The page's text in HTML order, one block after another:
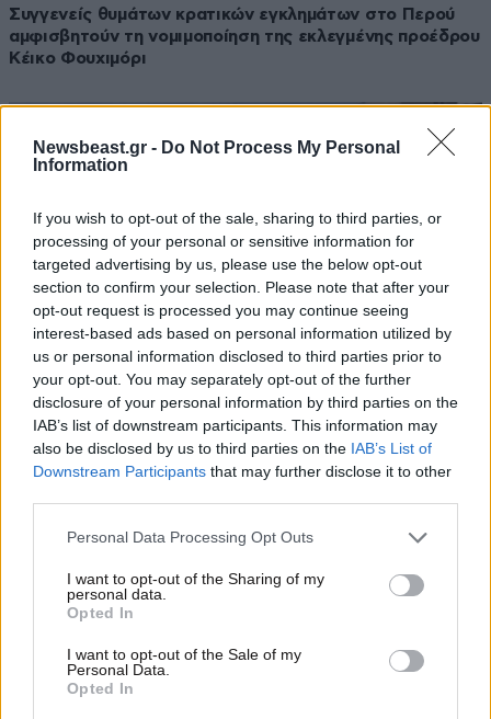
Newsbeast.gr - Do Not Process My Personal
Information
If you wish to opt-out of the sale, sharing to third parties, or
processing of your personal or sensitive information for
targeted advertising by us, please use the below opt-out
section to confirm your selection. Please note that after your
opt-out request is processed you may continue seeing
interest-based ads based on personal information utilized by
us or personal information disclosed to third parties prior to
your opt-out. You may separately opt-out of the further
disclosure of your personal information by third parties on the
IAB’s list of downstream participants. This information may
also be disclosed by us to third parties on the IAB’s List of
Downstream Participants that may further disclose it to other
Please note that this website/app uses one or more Google
not limited to your visit or usage behaviour. You may click to
grant or deny consent to Google and its third-party tags to
use your data for below specified purposes in below Google
consent section.
Personal Data Processing Opt Outs
I want to opt-out of the Sharing of my
personal data.
Opted In
I want to opt-out of the Sale of my
Personal Data.
Opted In
Συγγενείς θυμάτων κρατικών εγκλημάτων στο Περού
αμφισβητούν τη νομιμοποίηση της εκλεγμένης προέδρου
Κέικο Φουχιμόρι
19·07·2026 11:10
Νεκροί, τραυματίες και γκρεμισμένα κτίρια από ισχυρό
σεισμό που ταρακούνησε το Περού